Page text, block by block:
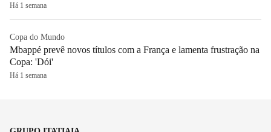
Há 1 semana
Copa do Mundo
Mbappé prevê novos títulos com a França e lamenta frustração na
Copa: 'Dói'
Há 1 semana